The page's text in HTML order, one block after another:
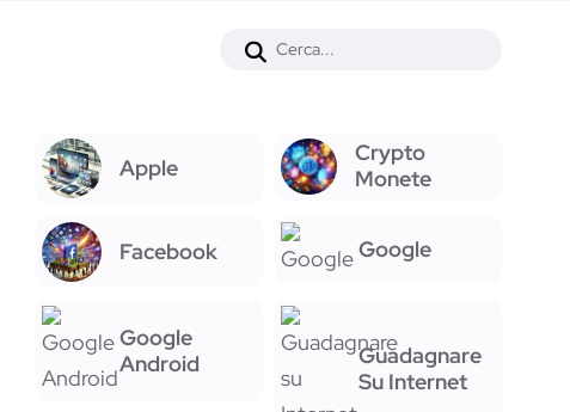
Apple
Crypto
Monete
Facebook Google
Google
Android
Guadagnare
Su Internet